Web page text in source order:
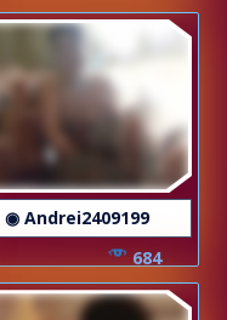
◉ Andrei2409199
684